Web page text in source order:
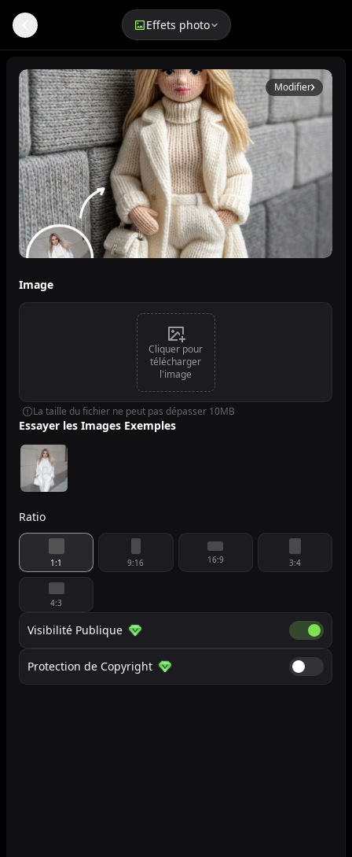
Effets photo
Générateur d'art tricoté par IA
Modifier
Image
Cliquer pour
télécharger
l'image
La taille du fichier ne peut pas dépasser 10MB
Essayer les Images Exemples
Ratio
1:1 9:16 16:9 3:4
4:3
Visibilité Publique Visibilité
Protection de Copyright